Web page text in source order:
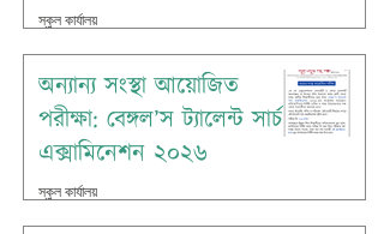
স্কুল কার্যালয়
অন্যান্য সংস্থা আয়োজিত
পরীক্ষা: বেঙ্গল’স ট্যালেন্ট সার্চ
এক্সামিনেশন ২০২৬
স্কুল কার্যালয়